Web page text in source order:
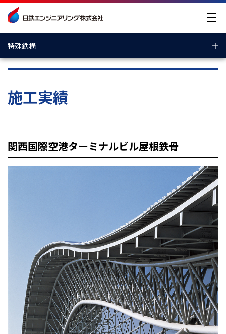
特殊鉄構
特殊鉄構
施工実績
関西国際空港ターミナルビル屋根鉄骨